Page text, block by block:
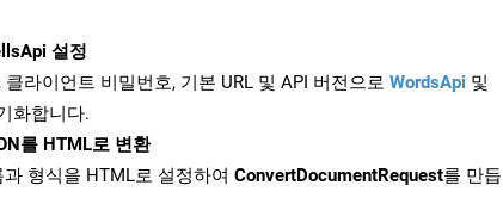
설정
클라이언트 비밀번호, 기본 URL 및 API 버전으로 WordsApi 및
화합니다.
를 HTML로 변환
형식을 HTML로 설정하여 ConvertDocumentRequest를 만듭